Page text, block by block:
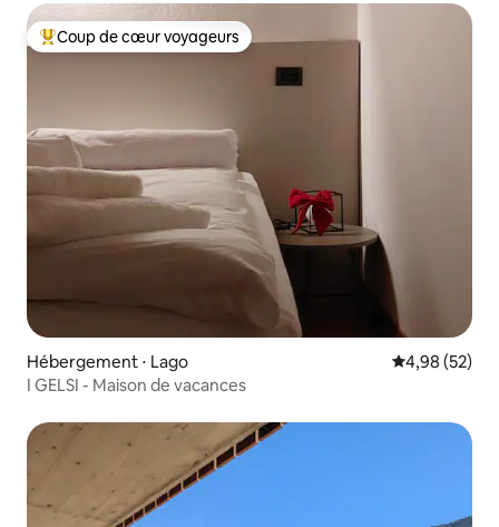
Coups de cœur voyageurs les plus appréciés
Coup de cœur voyageurs
Hébergement ⋅ Lago Évaluation
4,98 (52)
I GELSI - Maison de vacances